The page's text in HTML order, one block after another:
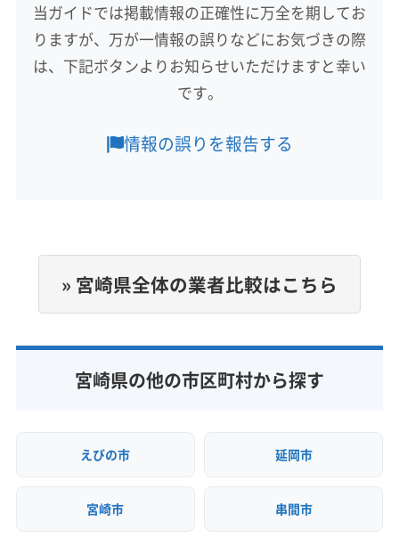
児湯郡高鍋町
児湯郡新富町
児湯郡川南町
東諸県郡綾町
東諸県郡国富町
北諸県郡三股町
もっと見る
9:00〜18:00
0985-55-0680
当ガイドでは掲載情報の正確性に万全を期してお
りますが、万が一情報の誤りなどにお気づきの際
は、下記ボタンよりお知らせいただけますと幸い
です。
情報の誤りを報告する
» 宮崎県全体の業者比較はこちら
宮崎県の他の市区町村から探す
えびの市 延岡市
宮崎市 串間市